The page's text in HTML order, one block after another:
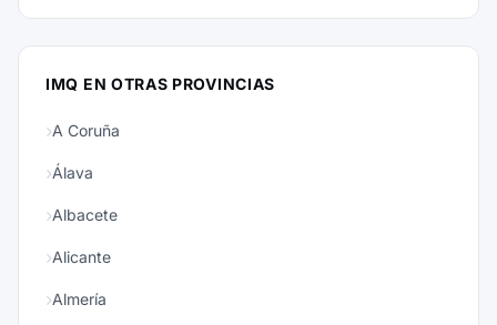
IMQ EN OTRAS PROVINCIAS
A Coruña
Álava
Albacete
Alicante
Almería